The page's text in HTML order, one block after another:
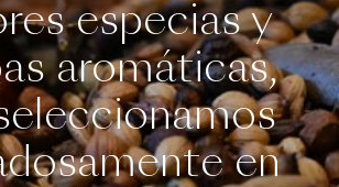
especias y
aromáticas,
en